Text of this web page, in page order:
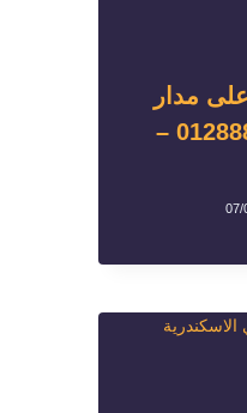
مدار
24 ساعة01288853331 –
07/